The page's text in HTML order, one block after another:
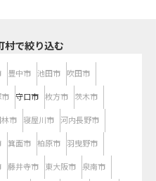
村で絞り込む
豊中市 池田市 吹田市
市 守口市 枚方市 茨木市
林市 寝屋川市 河内長野市
箕面市 柏原市 羽曳野市
藤井寺市 東大阪市 泉南市